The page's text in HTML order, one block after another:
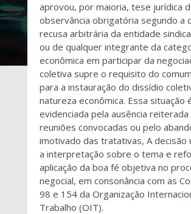
aprovou, por maioria, tese jurídica
observância obrigatória segundo a
recusa arbitrária da entidade
ou de qualquer integrante da
econômica em participar da
coletiva supre o requisito do
para a instauração do dissídio
natureza econômica. Essa situação
evidenciada pela ausência reiterada
reuniões convocadas ou pelo
imotivado das tratativas, A decisão
a interpretação sobre o tema e
aplicação da boa fé objetiva no
negocial, em consonância com as
98 e 154 da Organização
Trabalho (OIT).